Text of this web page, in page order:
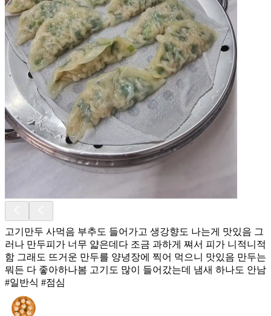
고기만두 사먹음 부추도 들어가고 생강향도 나는게 맛있음 그
러나 만두피가 너무 얇은데다 조금 과하게 쪄서 피가 니적니적
함 그래도 뜨거운 만두를 양녕장에 찍어 먹으니 맛있음 만두는
뭐든 다 좋아하나봄 고기도 많이 들어갔는데 냄새 하나도 안남
#일반식 #점심